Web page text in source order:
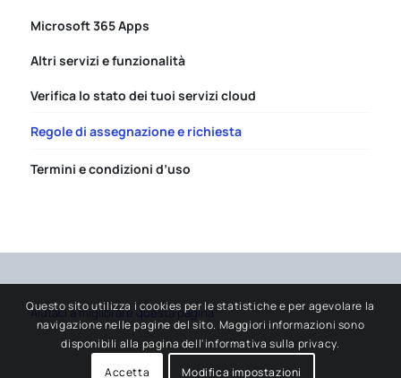
Microsoft 365 Apps
Altri servizi e funzionalità
Verifica lo stato dei tuoi servizi cloud
Regole di assegnazione e richiesta
Termini e condizioni d’uso
Aiutaci a migliorare questa pagina
Questo sito utilizza i cookies per le statistiche e per agevolare la
navigazione nelle pagine del sito. Maggiori informazioni sono
disponibili alla pagina dell'informativa sulla privacy.
Accetta
Modifica impostazioni